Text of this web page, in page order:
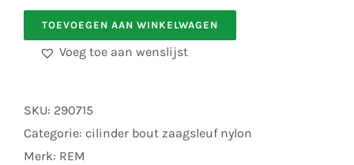
bout
zaaggleuf
inbus
nylon
M
TOEVOEGEN AAN WINKELWAGEN
Voeg toe aan wenslijst
SKU: 290715
Categorie: cilinder bout zaagsleuf nylon
Merk: REM